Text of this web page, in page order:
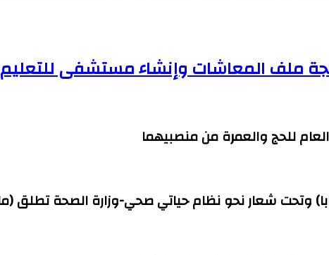
ملف المعاشات وإنشاء مستشفى للتعليم
للحج والعمرة من منصبيهما
وتحت شعار نحو نظام حياتي صحي-وزارة الصحة تطلق